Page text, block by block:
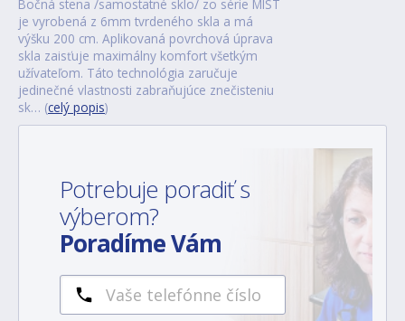
Bočná stena /samostatné sklo/ zo série MIST
je vyrobená z 6mm tvrdeného skla a má
výšku 200 cm. Aplikovaná povrchová úprava
skla zaisťuje maximálny komfort všetkým
užívateľom. Táto technológia zaručuje
jedinečné vlastnosti zabraňujúce znečisteniu
sk… (celý popis)
Potrebuje poradiť s
výberom?
Poradíme Vám